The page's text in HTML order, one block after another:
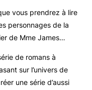
vous prendrez à lire
personnages de la
de Mme James…
de romans à
sur l’univers de
une série d’aussi